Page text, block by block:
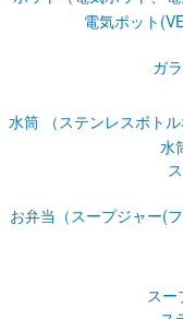
ポット（電気ポット、
電気ポット
ガ
水筒 （ステンレスボト